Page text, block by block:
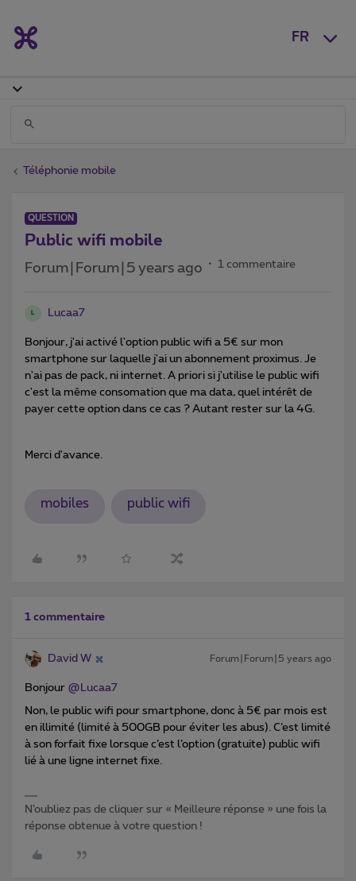
FR
Téléphonie mobile
QUESTION
Public wifi mobile
Forum|Forum|5 years ago 1 commentaire
L Lucaa7
Bonjour, j'ai activé l'option public wifi a 5€ sur mon
smartphone sur laquelle j'ai un abonnement proximus. Je
n'ai pas de pack, ni internet. A priori si j'utilise le public wifi
c'est la même consomation que ma data, quel intérêt de
payer cette option dans ce cas ? Autant rester sur la 4G.
Merci d'avance.
mobiles public wifi
1 commentaire
David W Forum|Forum|5 years ago
Bonjour @Lucaa7
Non, le public wifi pour smartphone, donc à 5€ par mois est
en illimité (limité à 500GB pour éviter les abus). C’est limité
à son forfait fixe lorsque c’est l’option (gratuite) public wifi
lié à une ligne internet fixe.
N’oubliez pas de cliquer sur « Meilleure réponse » une fois la
réponse obtenue à votre question !